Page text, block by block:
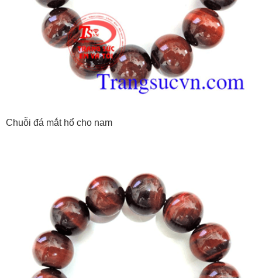
Chuỗi đá mắt hổ cho nam